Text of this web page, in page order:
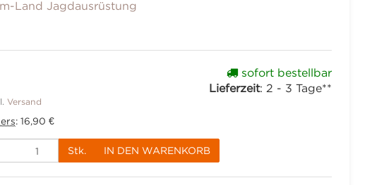
Land Jagdausrüstung
Versand
: 16,90 €
sofort bestellbar
Lieferzeit: 2 - 3 Tage**
Stk. IN DEN WARENKORB